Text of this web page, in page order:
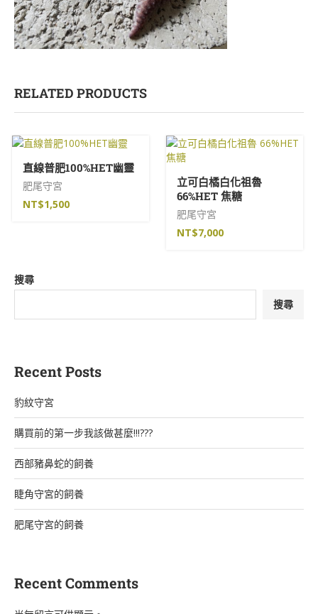
RELATED PRODUCTS
直線普肥100%HET幽靈
肥尾守宮
NT$1,500
立可白橘白化祖魯
66%HET 焦糖
肥尾守宮
NT$7,000
搜尋
搜尋
Recent Posts
豹紋守宮
購買前的第一步我該做甚麼!!!???
西部豬鼻蛇的飼養
睫角守宮的飼養
肥尾守宮的飼養
Recent Comments